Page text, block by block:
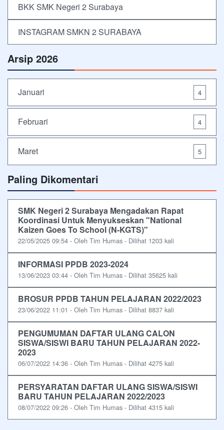
BKK SMK Negeri 2 Surabaya
INSTAGRAM SMKN 2 SURABAYA
Arsip 2026
Januari 4
Februari 4
Maret 5
Paling Dikomentari
SMK Negeri 2 Surabaya Mengadakan Rapat
Koordinasi Untuk Menyukseskan "National
Kaizen Goes To School (N-KGTS)"
22/05/2025 09:54 - Oleh Tim Humas - Dilihat 1203 kali
INFORMASI PPDB 2023-2024
13/06/2023 03:44 - Oleh Tim Humas - Dilihat 35625 kali
BROSUR PPDB TAHUN PELAJARAN 2022/2023
23/06/2022 11:01 - Oleh Tim Humas - Dilihat 8837 kali
PENGUMUMAN DAFTAR ULANG CALON
SISWA/SISWI BARU TAHUN PELAJARAN 2022-
2023
06/07/2022 14:36 - Oleh Tim Humas - Dilihat 4275 kali
PERSYARATAN DAFTAR ULANG SISWA/SISWI
BARU TAHUN PELAJARAN 2022/2023
08/07/2022 09:26 - Oleh Tim Humas - Dilihat 4315 kali